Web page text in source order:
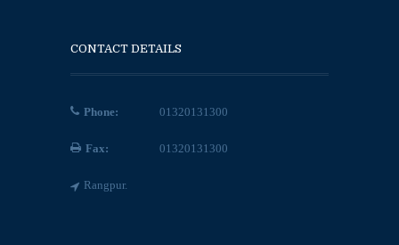
CONTACT DETAILS
Phone: 01320131300
Fax: 01320131300
Rangpur.